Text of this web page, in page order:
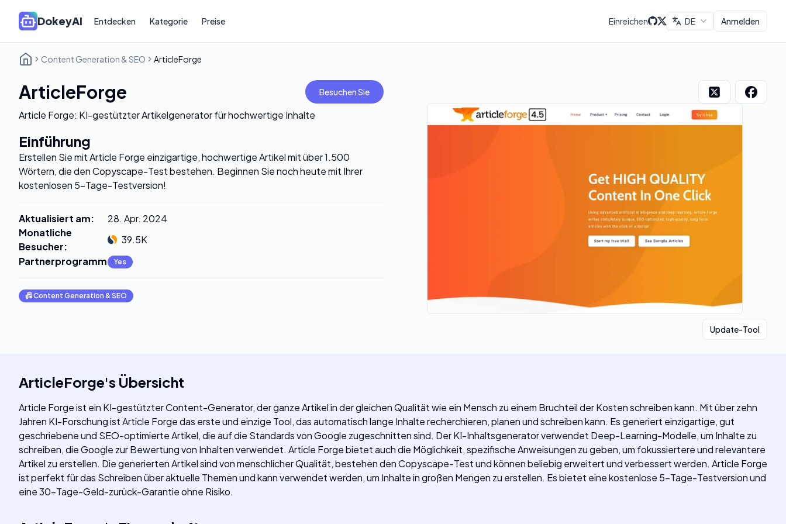
DokeyAI Entdecken Kategorie Preise Einreichen DE Anmelden
Content Generation & SEO ArticleForge
ArticleForge Besuchen Sie
Article Forge: KI-gestützter Artikelgenerator für hochwertige Inhalte
Einführung
Erstellen Sie mit Article Forge einzigartige, hochwertige Artikel mit über 1.500
Wörtern, die den Copyscape-Test bestehen. Beginnen Sie noch heute mit Ihrer
kostenlosen 5-Tage-Testversion!
Aktualisiert am:
28. Apr. 2024
Monatliche
Besucher:
39.5K
Partnerprogramm: Yes
📠Content Generation & SEO
Update-Tool
ArticleForge's Übersicht
Article Forge ist ein KI-gestützter Content-Generator, der ganze Artikel in der gleichen Qualität wie ein Mensch zu einem Bruchteil der Kosten schreiben kann. Mit über zehn
Jahren KI-Forschung ist Article Forge das erste und einzige Tool, das automatisch lange Inhalte recherchieren, planen und schreiben kann. Es generiert einzigartige, gut
geschriebene und SEO-optimierte Artikel, die auf die Standards von Google zugeschnitten sind. Der KI-Inhaltsgenerator verwendet Deep-Learning-Modelle, um Inhalte zu
schreiben, die Google zur Bewertung von Inhalten verwendet. Article Forge bietet auch die Möglichkeit, spezifische Anweisungen zu geben, um fokussiertere und relevantere
Artikel zu erstellen. Die generierten Artikel sind von menschlicher Qualität, bestehen den Copyscape-Test und können beliebig erweitert und verbessert werden. Article Forge
ist perfekt für das Schreiben über aktuelle Themen und kann verwendet werden, um Inhalte in großen Mengen zu erstellen. Es bietet eine kostenlose 5-Tage-Testversion und
eine 30-Tage-Geld-zurück-Garantie ohne Risiko.